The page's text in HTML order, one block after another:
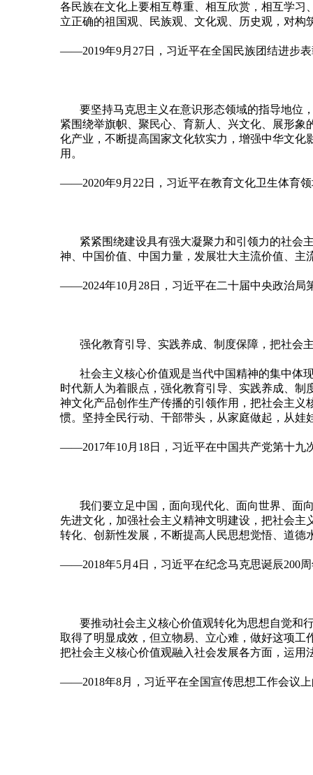
各民族在文化上要相互尊重、相互欣赏，相互学
立正确的祖国观、民族观、文化观、历史观，对
——2019年9月27日，习近平在全国民族团结进步
要坚持马克思主义在意识形态领域的指导地位
紧围绕举旗帜、聚民心、育新人、兴文化、展形
化产业，不断提高国家文化软实力，增强中华文
用。
——2020年9月22日，习近平在教育文化卫生体育
紧紧围绕建设具有强大凝聚力和引领力的社会
神、中国价值、中国力量，发展壮大主流价值、主
——2024年10月28日，习近平在二十届中央政治局
强化教育引导、实践养成、制度保障，把社会
社会主义核心价值观是当代中国精神的集中体
时代新人为着眼点，强化教育引导、实践养成、
神文化产品创作生产传播的引领作用，把社会主
惯。坚持全民行动、干部带头，从家庭做起，从娃
——2017年10月18日，习近平在中国共产党第十九
我们要立足中国，面向现代化、面向世界、面
先进文化，加强社会主义精神文明建设，把社会
转化、创新性发展，不断提高人民思想觉悟、道
——2018年5月4日，习近平在纪念马克思诞辰200
要推动社会主义核心价值观转化为思想自觉和
取得了明显成效，但立物易、立心难，做好这项工
把社会主义核心价值观融入社会发展各方面，运
——2018年8月，习近平在全国宣传思想工作会议